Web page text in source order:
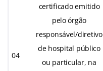
04
certificado emitido
pelo órgão
responsável/diretivo
de hospital público
ou particular, na